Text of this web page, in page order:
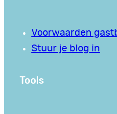
Voorwaarden
Stuur je blog in
Tools